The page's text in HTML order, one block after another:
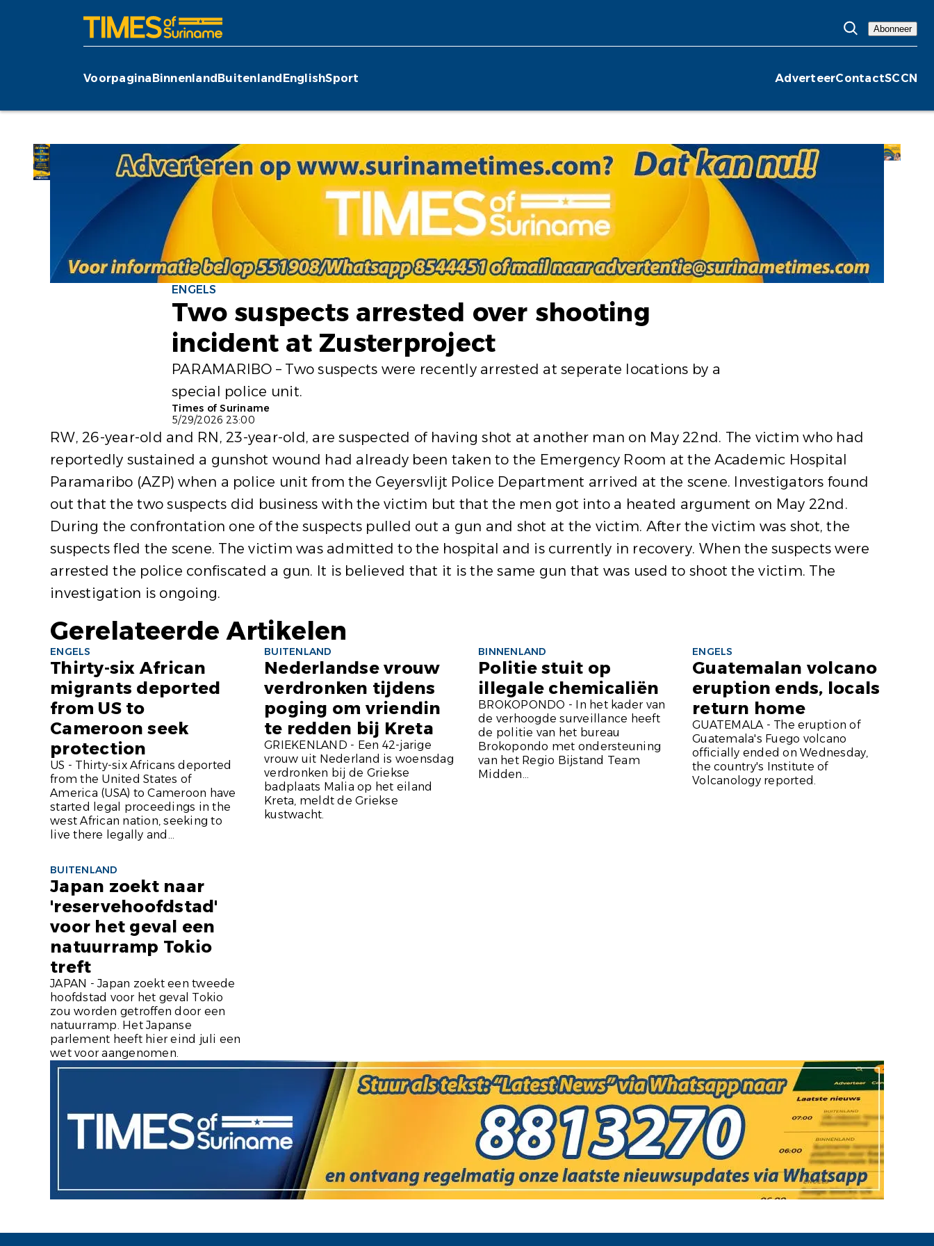
Abonneer
VoorpaginaBinnenlandBuitenlandEnglishSport AdverteerContactSCCN
ENGELS
Two suspects arrested over shooting
incident at Zusterproject
PARAMARIBO – Two suspects were recently arrested at seperate locations by a
special police unit.
Times of Suriname
5/29/2026 23:00
RW, 26-year-old and RN, 23-year-old, are suspected of having shot at another man on May 22nd. The victim who had
reportedly sustained a gunshot wound had already been taken to the Emergency Room at the Academic Hospital
Paramaribo (AZP) when a police unit from the Geyersvlijt Police Department arrived at the scene. Investigators found
out that the two suspects did business with the victim but that the men got into a heated argument on May 22nd.
During the confrontation one of the suspects pulled out a gun and shot at the victim. After the victim was shot, the
suspects fled the scene. The victim was admitted to the hospital and is currently in recovery. When the suspects were
arrested the police confiscated a gun. It is believed that it is the same gun that was used to shoot the victim. The
investigation is ongoing.
Gerelateerde Artikelen
ENGELS
Thirty-six African
migrants deported
from US to
Cameroon seek
protection
US - Thirty-six Africans deported
from the United States of
America (USA) to Cameroon have
started legal proceedings in the
west African nation, seeking to
live there legally and...
BUITENLAND
Nederlandse vrouw
verdronken tijdens
poging om vriendin
te redden bij Kreta
GRIEKENLAND - Een 42-jarige
vrouw uit Nederland is woensdag
verdronken bij de Griekse
badplaats Malia op het eiland
Kreta, meldt de Griekse
kustwacht.
BINNENLAND
Politie stuit op
illegale chemicaliën
BROKOPONDO - In het kader van
de verhoogde surveillance heeft
de politie van het bureau
Brokopondo met ondersteuning
van het Regio Bijstand Team
Midden...
ENGELS
Guatemalan volcano
eruption ends, locals
return home
GUATEMALA - The eruption of
Guatemala's Fuego volcano
officially ended on Wednesday,
the country's Institute of
Volcanology reported.
BUITENLAND
Japan zoekt naar
'reservehoofdstad'
voor het geval een
natuurramp Tokio
treft
JAPAN - Japan zoekt een tweede
hoofdstad voor het geval Tokio
zou worden getroffen door een
natuurramp. Het Japanse
parlement heeft hier eind juli een
wet voor aangenomen.